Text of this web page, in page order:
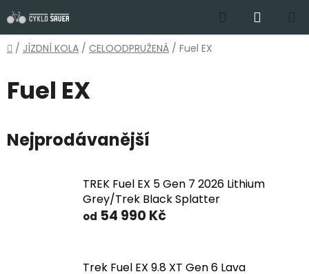
na
obsah
Hledat
KOŠÍK
Domů
/ JÍZDNÍ KOLA / CELOODPRUŽENÁ / Fuel EX
Fuel EX
Nejprodávanější
TREK Fuel EX 5 Gen 7 2026 Lithium
Grey/Trek Black Splatter
od 54 990 Kč
Trek Fuel EX 9.8 XT Gen 6 Lava